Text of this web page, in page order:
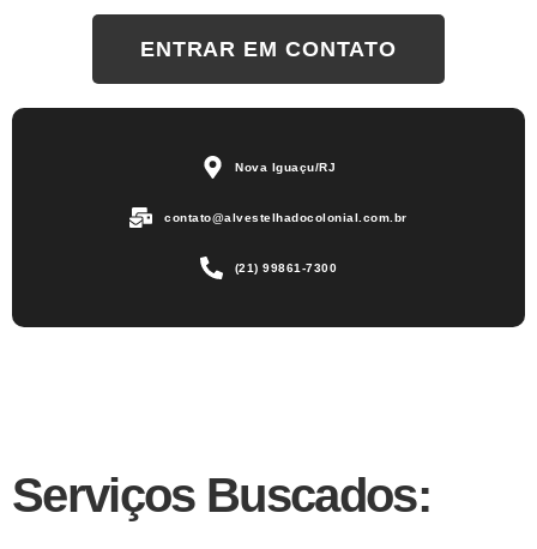
ENTRAR EM CONTATO
Nova Iguaçu/RJ
contato@alvestelhadocolonial.com.br
(21) 99861-7300
Serviços Buscados: